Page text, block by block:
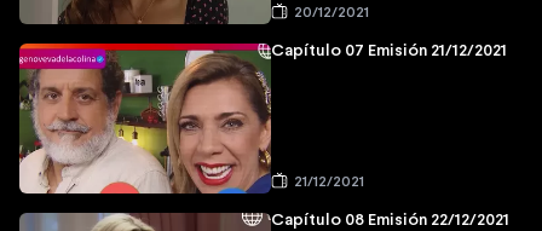
20/12/2021
Capítulo 07 Emisión 21/12/2021
21/12/2021
Capítulo 08 Emisión 22/12/2021